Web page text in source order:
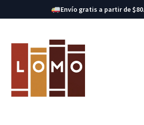
Envío gratis a partir de
la
navegación
contenido